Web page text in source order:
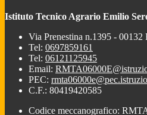
Istituto Tecnico Agrario Emilio
Via Prenestina n.1395 -
Tel: 0697859161
Tel: 06121125945
Email:
PEC:
C.F.: 80419420585
Codice meccanografico: